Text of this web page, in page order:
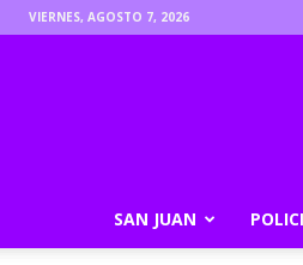
VIERNES, AGOSTO 7, 2026
SAN JUAN